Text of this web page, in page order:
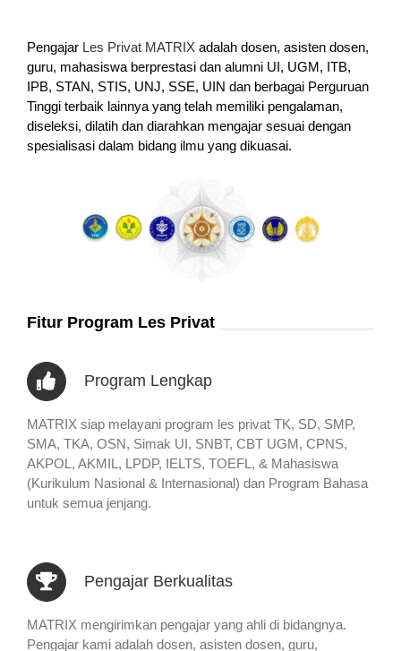
Pengajar Les Privat MATRIX adalah dosen, asisten dosen,
guru, mahasiswa berprestasi dan alumni UI, UGM, ITB,
IPB, STAN, STIS, UNJ, SSE, UIN dan berbagai Perguruan
Tinggi terbaik lainnya yang telah memiliki pengalaman,
diseleksi, dilatih dan diarahkan mengajar sesuai dengan
spesialisasi dalam bidang ilmu yang dikuasai.
Fitur Program Les Privat
Program Lengkap
MATRIX siap melayani program les privat TK, SD, SMP,
SMA, TKA, OSN, Simak UI, SNBT, CBT UGM, CPNS,
AKPOL, AKMIL, LPDP, IELTS, TOEFL, & Mahasiswa
(Kurikulum Nasional & Internasional) dan Program Bahasa
untuk semua jenjang.
Pengajar Berkualitas
MATRIX mengirimkan pengajar yang ahli di bidangnya.
Pengajar kami adalah dosen, asisten dosen, guru,